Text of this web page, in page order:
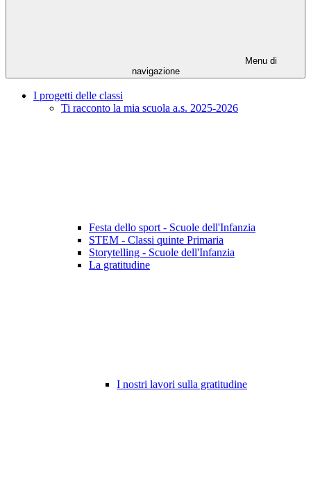
Menu di
navigazione
I progetti delle classi
Ti racconto la mia scuola a.s. 2025-2026
Festa dello sport - Scuole dell'Infanzia
STEM - Classi quinte Primaria
Storytelling - Scuole dell'Infanzia
La gratitudine
I nostri lavori sulla gratitudine